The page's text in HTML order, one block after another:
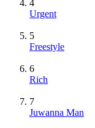
4
Urgent
5
Freestyle
6
Rich
7
Juwanna Man